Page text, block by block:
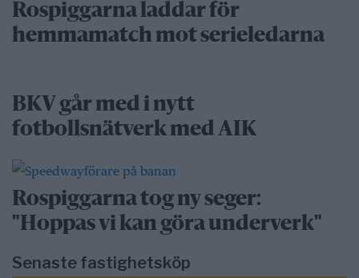
Rospiggarna laddar för
hemmamatch mot serieledarna
BKV går med i nytt
fotbollsnätverk med AIK
Rospiggarna tog ny seger:
"Hoppas vi kan göra underverk"
Senaste fastighetsköp